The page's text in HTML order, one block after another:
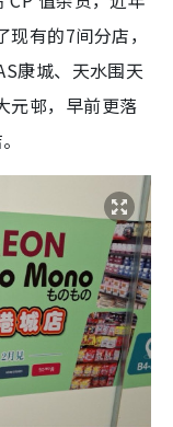
有的7间分店，
康城、天水围天
元邨，早前更落